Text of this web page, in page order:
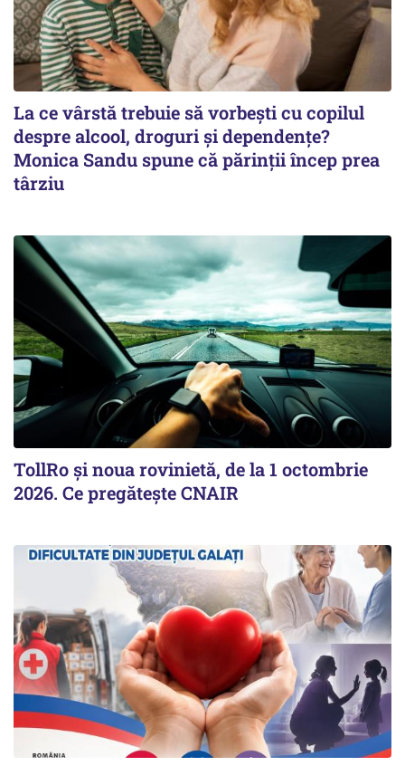
La ce vârstă trebuie să vorbești cu copilul
despre alcool, droguri și dependențe?
Monica Sandu spune că părinții încep prea
târziu
TollRo şi noua rovinietă, de la 1 octombrie
2026. Ce pregăteşte CNAIR